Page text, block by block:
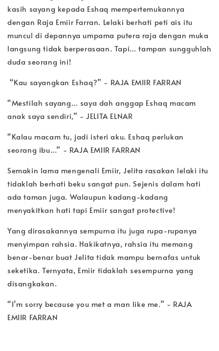
kasih sayang kepada Eshaq mempertemukannya
dengan Raja Emiir Farran. Lelaki berhati peti ais itu
muncul di depannya umpama putera raja dengan muka
langsung tidak berperasaan. Tapi… tampan sungguhlah
duda seorang ini!
“Kau sayangkan Eshaq?” - RAJA EMIIR FARRAN
“Mestilah sayang… saya dah anggap Eshaq macam
anak saya sendiri,” - JELITA ELNAR
“Kalau macam tu, jadi isteri aku. Eshaq perlukan
seorang ibu...” - RAJA EMIIR FARRAN
Semakin lama mengenali Emiir, Jelita rasakan lelaki itu
tidaklah berhati beku sangat pun. Sejenis dalam hati
ada taman juga. Walaupun kadang-kadang
menyakitkan hati tapi Emiir sangat protective!
Yang dirasakannya sempurna itu juga rupa-rupanya
menyimpan rahsia. Hakikatnya, rahsia itu memang
benar-benar buat Jelita tidak mampu bernafas untuk
seketika. Ternyata, Emiir tidaklah sesempurna yang
disangkakan.
“I’m sorry because you met a man like me.” - RAJA
EMIIR FARRAN